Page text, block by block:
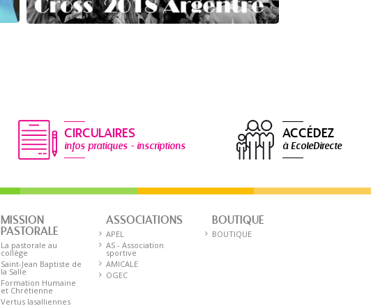
CIRCULAIRES
infos pratiques - inscriptions
ACCÉDEZ
à EcoleDirecte
MISSION
PASTORALE
La pastorale au
collège
Saint-Jean Baptiste de
la Salle
Formation Humaine
et Chrétienne
Vertus lasalliennes
ASSOCIATIONS
APEL
AS - Association
sportive
AMICALE
OGEC
BOUTIQUE
BOUTIQUE